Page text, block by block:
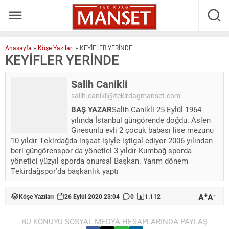
Anasayfa » Köşe Yazıları » KEYİFLER YERİNDE
KEYİFLER YERİNDE
Salih Canikli
salih.canikli@tekirdagmanset.com
BAŞ YAZARSalih Canikli 25 Eylül 1964
yılında İstanbul güngörende doğdu. Aslen
Giresunlu evli 2 çocuk babası lise mezunu
10 yıldır Tekirdağda inşaat işiyle iştigal ediyor 2006 yılından
beri güngörenspor da yönetici 3 yıldır Kumbağ sporda
yönetici yüzyıl sporda onursal Başkan. Yarım dönem
Tekirdağspor’da başkanlık yaptı
Köşe Yazıları 26 Eylül 2020 23:04 0 1.112 A+A-
BU KONUYU SOSYAL MEDYA HESAPLARINDA PAYLAŞ